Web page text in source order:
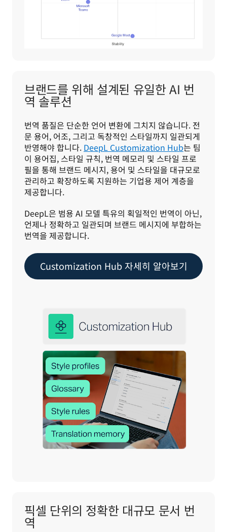
브랜드를 위해 설계된 유일한 AI 번
역 솔루션
번역 품질은 단순한 언어 변환에 그치지 않습니다. 전
문 용어, 어조, 그리고 독창적인 스타일까지 일관되게
반영해야 합니다. DeepL Customization Hub는 팀
이 용어집, 스타일 규칙, 번역 메모리 및 스타일 프로
필을 통해 브랜드 메시지, 용어 및 스타일을 대규모로
관리하고 확장하도록 지원하는 기업용 제어 계층을
제공합니다.
DeepL은 범용 AI 모델 특유의 획일적인 번역이 아닌,
언제나 정확하고 일관되며 브랜드 메시지에 부합하는
번역을 제공합니다.
Customization Hub 자세히 알아보기
픽셀 단위의 정확한 대규모 문서 번
역